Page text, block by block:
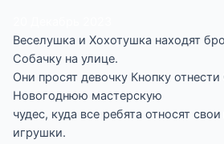
Веселушка и Хохотушка находят
Собачку на улице.
Они просят девочку Кнопку
Новогоднюю мастерскую
чудес, куда все ребята относят
игрушки.